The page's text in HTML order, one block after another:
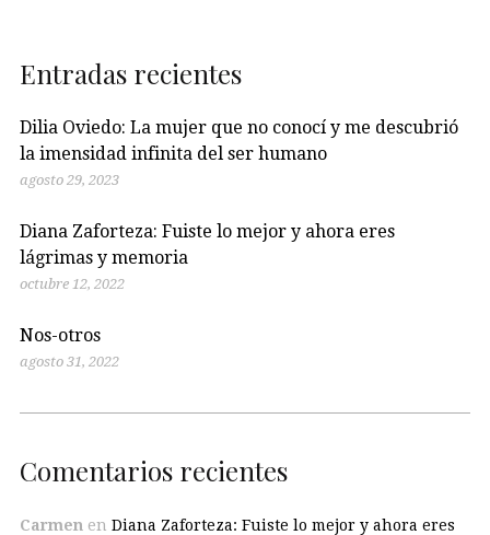
Entradas recientes
Dilia Oviedo: La mujer que no conocí y me descubrió
la imensidad infinita del ser humano
agosto 29, 2023
Diana Zaforteza: Fuiste lo mejor y ahora eres
lágrimas y memoria
octubre 12, 2022
Nos-otros
agosto 31, 2022
Comentarios recientes
Carmen en Diana Zaforteza: Fuiste lo mejor y ahora eres